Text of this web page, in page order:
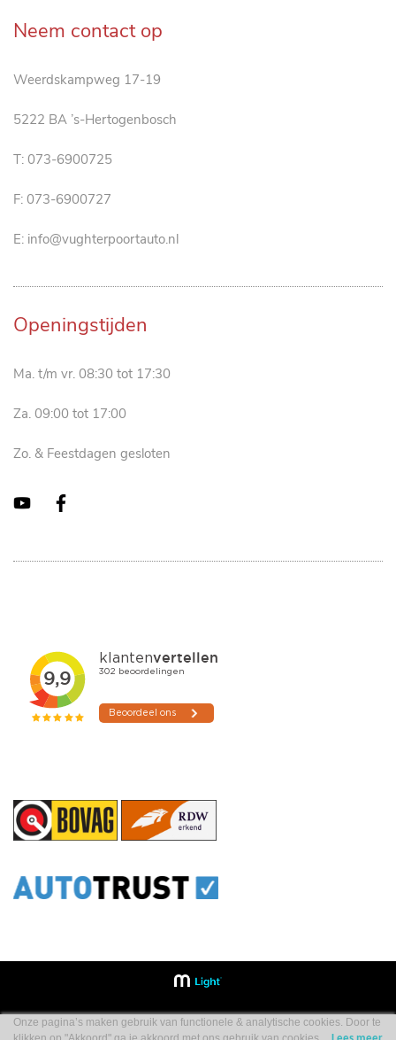
Neem contact op
Weerdskampweg 17-19
5222 BA ’s-Hertogenbosch
T: 073-6900725
F: 073-6900727
E: info@vughterpoortauto.nl
Openingstijden
Ma. t/m vr. 08:30 tot 17:30
Za. 09:00 tot 17:00
Zo. & Feestdagen gesloten
Onze pagina’s maken gebruik van functionele & analytische cookies. Door te